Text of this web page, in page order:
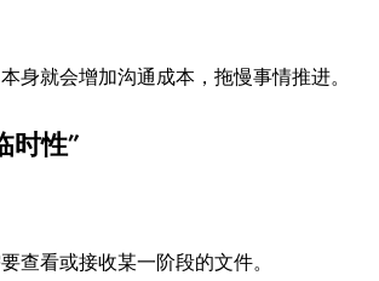
身就会增加沟通成本，拖慢事情推进。
时性”
查看或接收某一阶段的文件。